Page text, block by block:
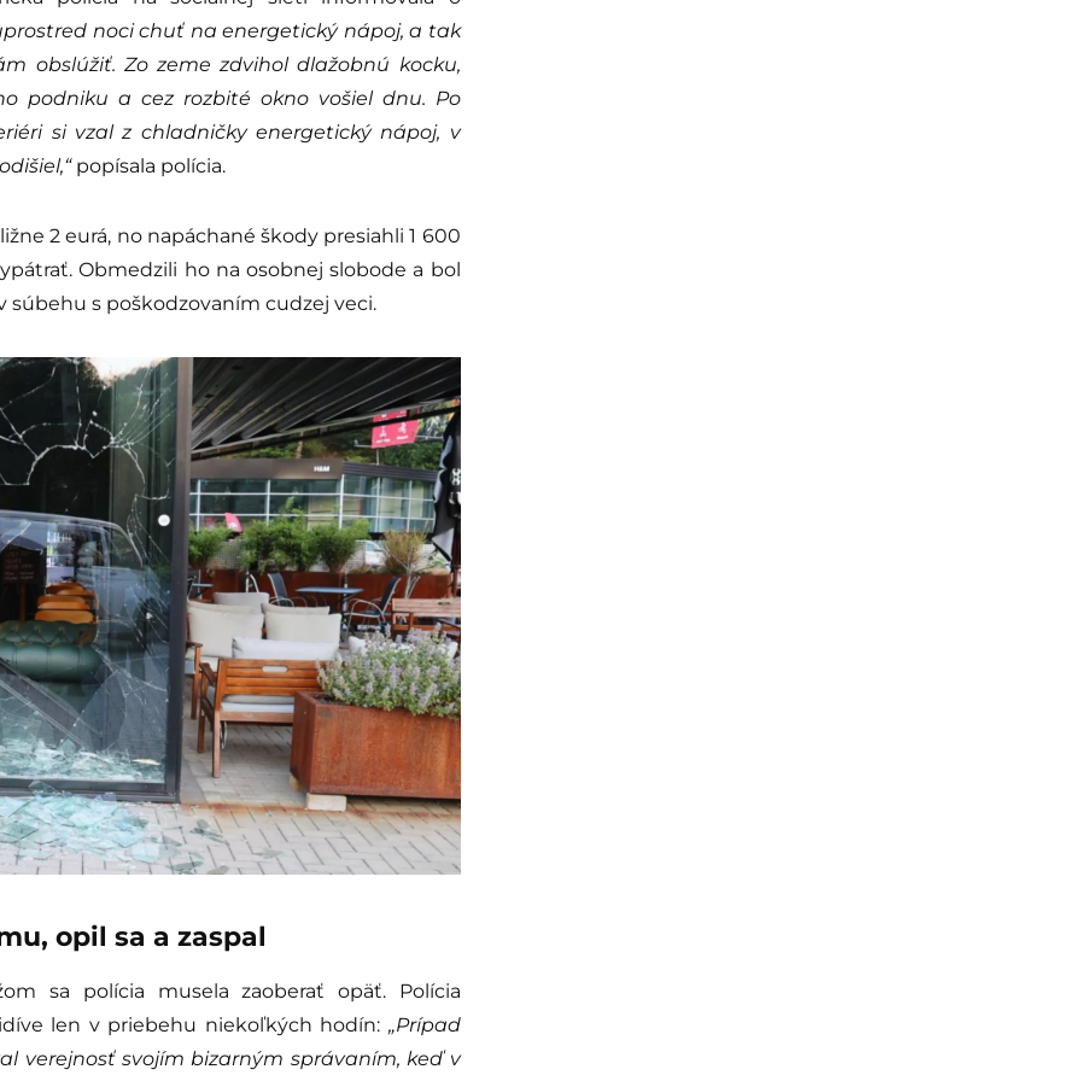
noci chuť na energetický nápoj, a tak
obslúžiť. Zo zeme zdvihol dlažobnú kocku,
podniku a cez rozbité okno vošiel dnu. Po
si vzal z chladničky energetický nápoj, v
popísala polícia.
2 eurá, no napáchané škody presiahli 1 600
Obmedzili ho na osobnej slobode a bol
s poškodzovaním cudzej veci.
opil sa a zaspal
sa polícia musela zaoberať opäť. Polícia
len v priebehu niekoľkých hodín: „Prípad
verejnosť svojím bizarným správaním, keď v